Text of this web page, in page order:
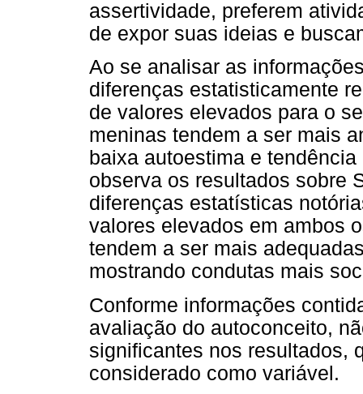
assertividade, preferem
de expor suas ideias e
Ao se analisar as
diferenças estatisticamente
de valores elevados para o
meninas tendem a ser mais
baixa autoestima e
observa os resultados sobre
diferenças estatísticas
valores elevados em ambos
tendem a ser mais
mostrando condutas mais
Conforme informações
avaliação do autoconceito,
significantes nos resultados,
considerado como variável.